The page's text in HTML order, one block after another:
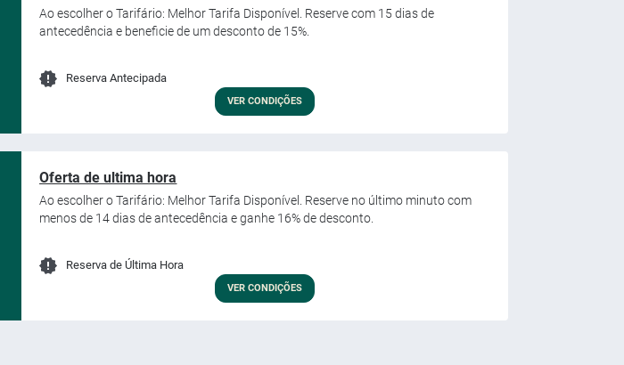
Ao escolher o Tarifário: Melhor Tarifa Disponível. Reserve com 15 dias de
antecedência e beneficie de um desconto de 15%.
Reserva Antecipada
VER CONDIÇÕES
Oferta de ultima hora
Ao escolher o Tarifário: Melhor Tarifa Disponível. Reserve no último minuto com
menos de 14 dias de antecedência e ganhe 16% de desconto.
Reserva de Última Hora
VER CONDIÇÕES